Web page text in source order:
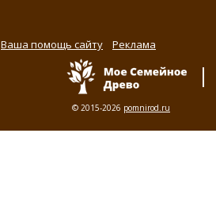
Ваша помощь сайту Реклама
© 2015-2026 pomnirod.ru